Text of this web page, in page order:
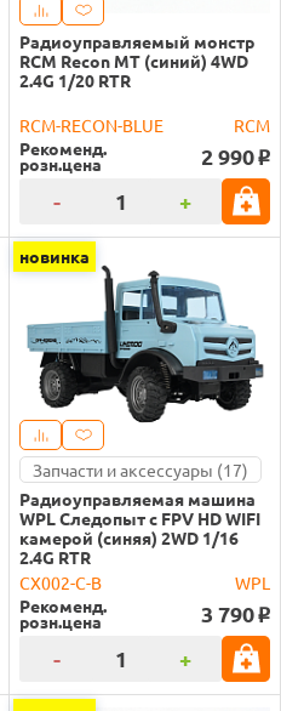
Радиоуправляемый монстр
RCM Recon MT (синий) 4WD
2.4G 1/20 RTR
RCM-RECON-BLUE
RCM
Рекоменд.
розн.цена 2 990 o
- +
новинка
Запчасти и аксессуары (17)
Радиоуправляемая машина
WPL Следопыт с FPV HD WIFI
камерой (синяя) 2WD 1/16
2.4G RTR
CX002-C-B
WPL
Рекоменд.
розн.цена 3 790 o
- +